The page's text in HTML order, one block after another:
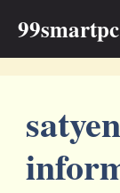
content
99smartpc